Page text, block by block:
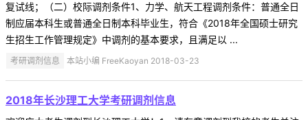
复试线；（二）校际调剂条件1、力学、航天工程调剂条件：普通全日
制应届本科生或普通全日制本科毕业生，符合《2018年全国硕士研究
生招生工作管理规定》中调剂的基本要求，且满足以 ...
考研调剂信息 本站小编 FreeKaoyan 2018-03-23
2018年长沙理工大学考研调剂信息